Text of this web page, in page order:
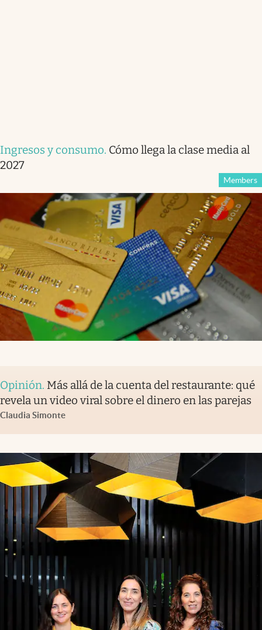
Ingresos y consumo. Cómo llega la clase media al
2027
Members
Opinión. Más allá de la cuenta del restaurante: qué
revela un video viral sobre el dinero en las parejas
Claudia Simonte